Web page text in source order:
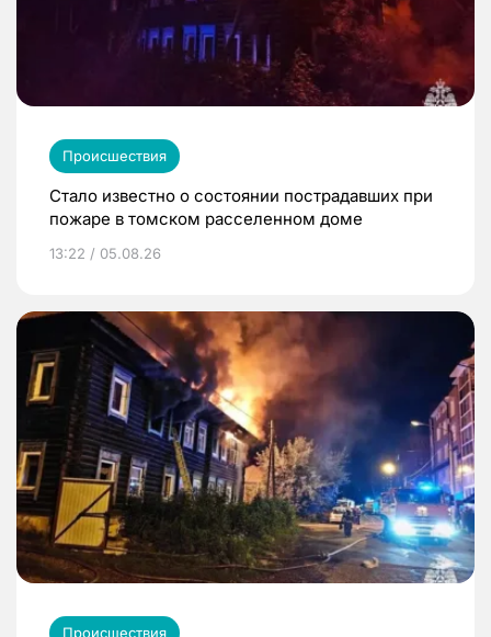
Происшествия
Стало известно о состоянии пострадавших при
пожаре в томском расселенном доме
13:22 / 05.08.26
Происшествия